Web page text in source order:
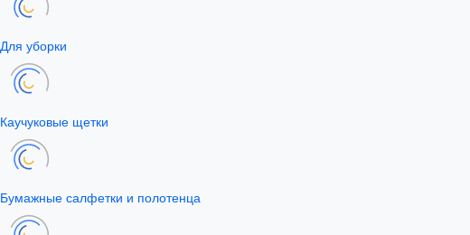
Для уборки
Каучуковые щетки
Бумажные салфетки и полотенца